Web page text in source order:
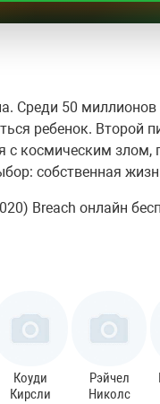
Среди 50
ребенок. Второй
с космическим
собственная
Breach онлайн
Коуди
Кирсли
Рэйчел
Николс